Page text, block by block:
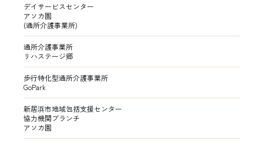
デイサービスセンター
アソカ園
(通所介護事業所)
通所介護事業所
リハステージ郷
歩行特化型通所介護事業所
GoPark
新居浜市地域包括支援センター
協力機関ブランチ
アソカ園